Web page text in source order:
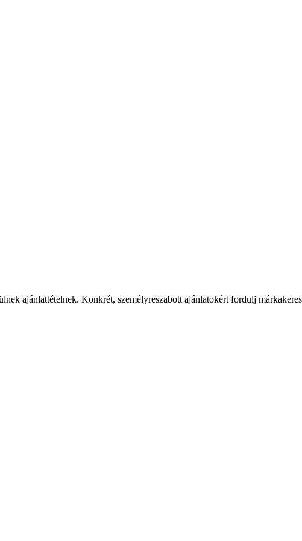
ajánlattételnek. Konkrét, személyreszabott ajánlatokért fordulj